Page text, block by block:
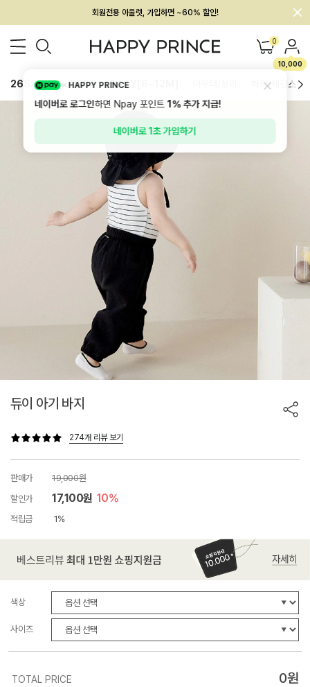
회원전용 아울렛, 가입하면 ~60% 할인!
멤버십 최대 28,000원 혜택 0
10,000
26SS 신상 BEST BABY[6~12M] 하의/레깅스
듀이 아기 바지
274개 리뷰 보기
판매가
19,000원
할인가
17,100원 10%
적립금 1%
색상
사이즈
TOTAL PRICE 0원
HAPPY PRINCE
네이버로 로그인하면 Npay 포인트1%추가 지급!
네이버로 1초 가입하기